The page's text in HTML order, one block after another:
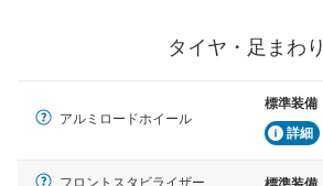
タイヤ・足まわり
アルミロードホイール
標準装備
詳細
フロントスタビライザー